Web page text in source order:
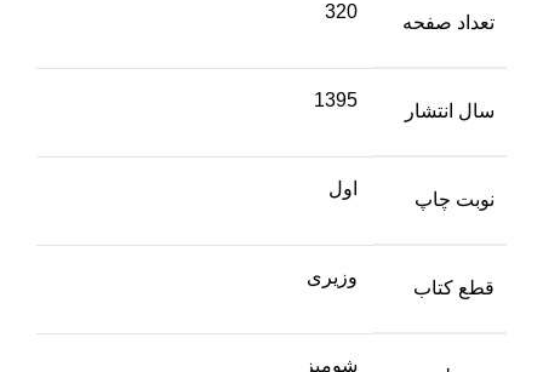
تعداد صفحه
320
سال انتشار
1395
نوبت چاپ
اول
قطع کتاب
وزیری
شومیز